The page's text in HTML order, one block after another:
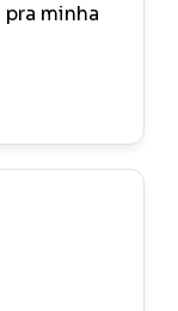
minha